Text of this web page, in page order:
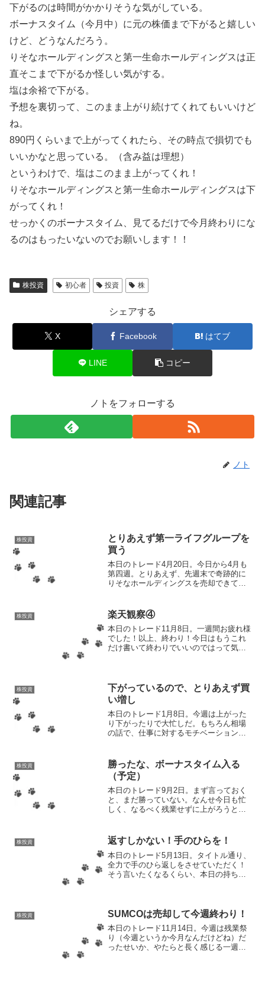
下がるのは時間がかかりそうな気がしている。
ボーナスタイム（今月中）に元の株価まで下がると嬉しい
けど、どうなんだろう。
りそなホールディングスと第一生命ホールディングスは正
直そこまで下がるか怪しい気がする。
塩は余裕で下がる。
予想を裏切って、このまま上がり続けてくれてもいいけど
ね。
890円くらいまで上がってくれたら、その時点で損切でも
いいかなと思っている。（含み益は理想）
というわけで、塩はこのまま上がってくれ！
りそなホールディングスと第一生命ホールディングスは下
がってくれ！
せっかくのボーナスタイム、見てるだけで今月終わりにな
るのはもったいないのでお願いします！！
株投資 初心者 投資 株
シェアする
X Facebook はてブ
LINE コピー
ノトをフォローする
ノト
関連記事
株投資
とりあえず第一ライフグループを
買う
本日のトレード4月20日。今日から4月も
第四週。とりあえず、先週末で奇跡的に
りそなホールディングスを売却できて本
っているのに、まだ成果なしだよ！やば
い！」とか騒いでた...
株投資 楽天観察④
本日のトレード11月8日。一週間お疲れ様
でした！以上、終わり！今日はもうこれ
だけ書いて終わりでいいのではって気が
価への影響は恐らくない...
株投資
下がっているので、とりあえず買
い増し
本日のトレード1月8日。今週は上がった
り下がったりで大忙しだ。もちろん相場
の話で、仕事に対するモチベーションは
っかり投資ライフ。9時30分〜マツダ、
1202円。昨日から...
株投資
勝ったな、ボーナスタイム入る
（予定）
本日のトレード9月2日。まず言っておく
と、まだ勝っていない。なんせ今日も忙
しく、なるべく残業せずに上がろうと思
るという、謎のマルチタスク？状態だっ
た。昼休みなんてほぼな...
株投資 返すしかない！手のひらを！
本日のトレード5月13日。タイトル通り、
全力で手のひら返しをさせていただく！
そう言いたくなるくらい、本日の持ち株
手のひら...
株投資 SUMCOは売却して今週終わり！
本日のトレード11月14日。今週は残業祭
り（今週というか今月なんだけどね）だ
ったせいか、やたらと長く感じる一週間